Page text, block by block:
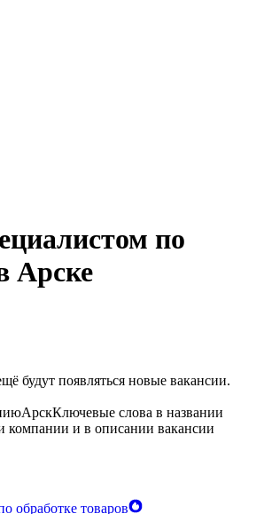
по
Арске
будут появляться новые вакансии.
АрскКлючевые слова в названии
компании и в описании вакансии
обработке товаров